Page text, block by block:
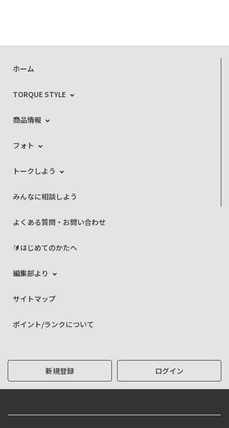
ホーム
TORQUE STYLE
商品情報
フォト
トークしよう
みんなに相談しよう
よくある質問・お問い合わせ
🔰はじめてのかたへ
編集部より
サイトマップ
ポイント/ランクについて
新規登録 ログイン